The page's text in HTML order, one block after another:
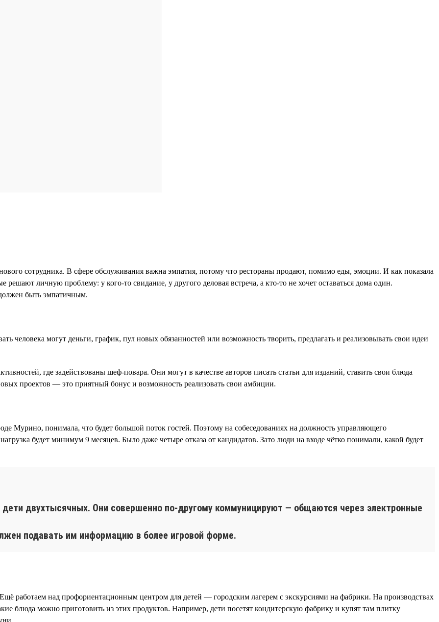
сотрудника. В сфере обслуживания важна эмпатия, потому что рестораны продают, помимо еды, эмоции. И как показала
решают личную проблему: у кого-то свидание, у другого деловая встреча, а кто-то не хочет оставаться дома один.
быть эмпатичным.
могут деньги, график, пул новых обязанностей или возможность творить, предлагать и реализовывать свои идеи
где задействованы шеф-повара. Они могут в качестве авторов писать статьи для изданий, ставить свои блюда
проектов — это приятный бонус и возможность реализовать свои амбиции.
Мурино, понимала, что будет большой поток гостей. Поэтому на собеседованиях на должность управляющего
будет минимум 9 месяцев. Было даже четыре отказа от кандидатов. Зато люди на входе чётко понимали, какой будет
дети двухтысячных. Они совершенно по-другому коммуницируют — общаются через электронные
подавать им информацию в более игровой форме.
работаем над профориентационным центром для детей — городским лагерем с экскурсиями на фабрики. На производствах
блюда можно приготовить из этих продуктов. Например, дети посетят кондитерскую фабрику и купят там плитку